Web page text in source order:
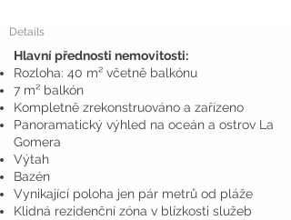
Details
Hlavní přednosti nemovitosti:
Rozloha: 40 m² včetně balkónu
7 m² balkón
Kompletně zrekonstruováno a zařízeno
Panoramatický výhled na oceán a ostrov La
Gomera
Výtah
Bazén
Vynikající poloha jen pár metrů od pláže
Klidná rezidenční zóna v blízkosti služeb